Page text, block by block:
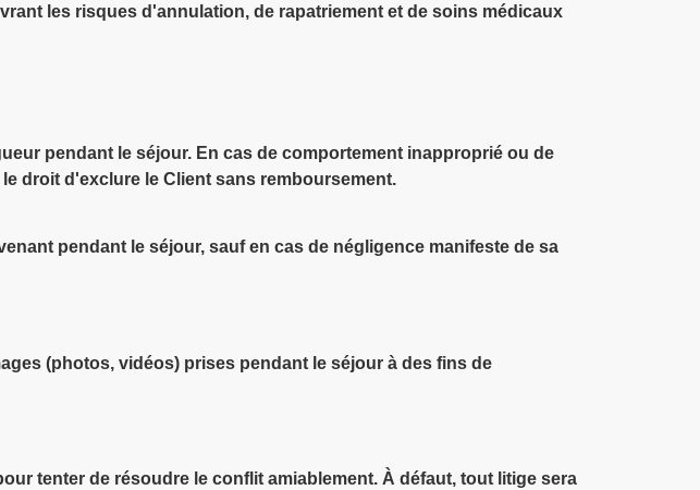
les risques d'annulation, de rapatriement et de soins médicaux
pendant le séjour. En cas de comportement inapproprié ou de
droit d'exclure le Client sans remboursement.
pendant le séjour, sauf en cas de négligence manifeste de sa
(photos, vidéos) prises pendant le séjour à des fins de
tenter de résoudre le conflit amiablement. À défaut, tout litige sera